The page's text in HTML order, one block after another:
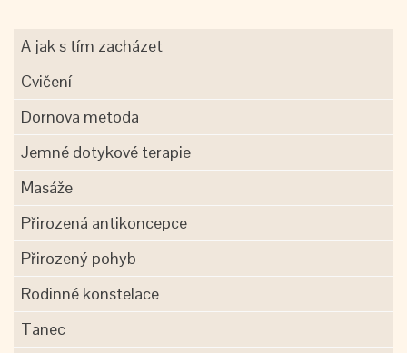
A jak s tím zacházet
Cvičení
Dornova metoda
Jemné dotykové terapie
Masáže
Přirozená antikoncepce
Přirozený pohyb
Rodinné konstelace
Tanec